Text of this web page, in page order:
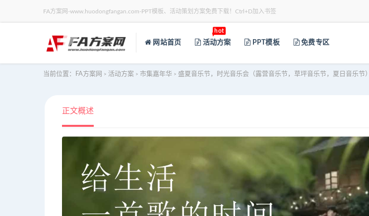
FA方案网-www.huodongfangan.com-PPT模板、活动策划方案免费下载！Ctrl+D加入书签
网站首页 活动方案
hot
PPT模板 免费专区
当前位置： FA方案网 > 活动方案 > 市集嘉年华 > 盛夏音乐节，时光音乐会（露营音乐节，草坪音乐节，夏日音乐节）
正文概述